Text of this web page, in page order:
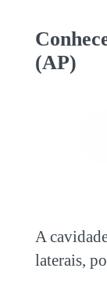
(AP)
A
laterais,